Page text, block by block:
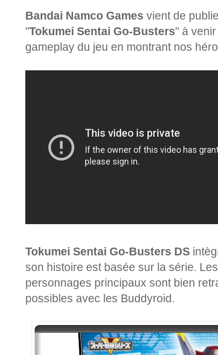
Bandai Namco Games vient de
"Tokumei Sentai Go-Busters" à
gameplay du jeu en montrant nos
Tokumei Sentai Go-Busters DS
son histoire est basée sur la série.
personnages principaux sont bien
possibles avec les Buddyroid.